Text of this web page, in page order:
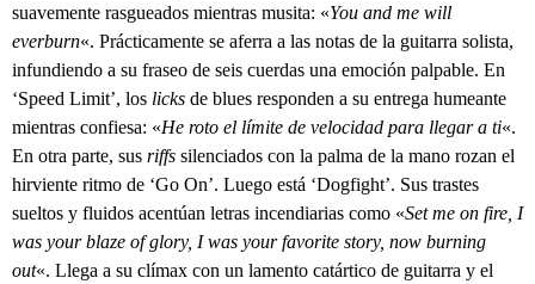
suavemente rasgueados mientras musita: «You and me will
everburn«. Prácticamente se aferra a las notas de la guitarra solista,
infundiendo a su fraseo de seis cuerdas una emoción palpable. En
‘Speed Limit’, los licks de blues responden a su entrega humeante
mientras confiesa: «He roto el límite de velocidad para llegar a ti«.
En otra parte, sus riffs silenciados con la palma de la mano rozan el
hirviente ritmo de ‘Go On’. Luego está ‘Dogfight’. Sus trastes
sueltos y fluidos acentúan letras incendiarias como «Set me on fire, I
was your blaze of glory, I was your favorite story, now burning
out«. Llega a su clímax con un lamento catártico de guitarra y el